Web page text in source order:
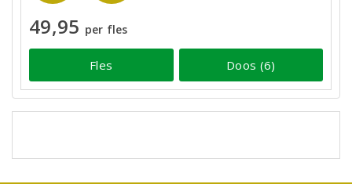
49,95 per fles
Fles Doos (6)